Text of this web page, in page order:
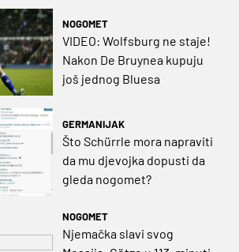
NOGOMET
VIDEO: Wolfsburg ne staje!
Nakon De Bruynea kupuju
još jednog Bluesa
GERMANIJAK
Što Schürrle mora napraviti
da mu djevojka dopusti da
gleda nogomet?
NOGOMET
Njemačka slavi svog